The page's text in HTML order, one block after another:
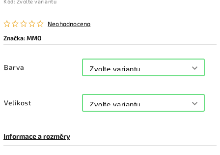
Neohodnoceno
Značka:MMO
Barva
Velikost
Informace a rozměry